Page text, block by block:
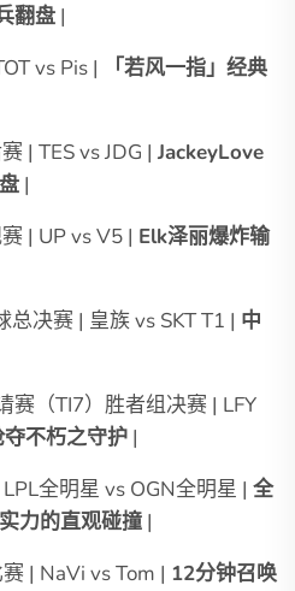
翻盘 |
vs Pis |
「若风一指」经典
| TES vs JDG |JackeyLove
|
| UP vs V5 | Elk泽丽爆炸输
决赛 | 皇族 vs SKT T1 | 中
赛（TI7）胜者组决赛 | LFY
不朽之守护 |
全明星 vs OGN全明星 | 全
力的直观碰撞 |
| NaVi vs Tom | 12分钟召唤